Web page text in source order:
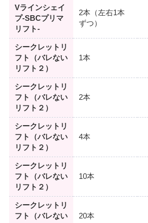
Vラインシェイ
プ-SBCプリマ
リフト-
2本（左右1本
ずつ）
シークレットリ
フト（バレない
リフト２）
1本
シークレットリ
フト（バレない
リフト２）
2本
シークレットリ
フト（バレない
リフト２）
4本
シークレットリ
フト（バレない
リフト２）
10本
シークレットリ
フト（バレない
20本